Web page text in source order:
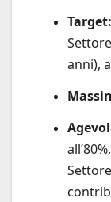
Target:
anni),